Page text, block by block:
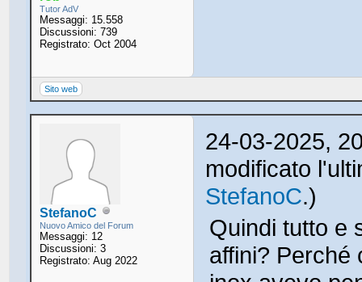
Tutor AdV
Messaggi: 15.558
Discussioni: 739
Registrato: Oct 2004
Sito web
StefanoC
Nuovo Amico del Forum
Messaggi: 12
Discussioni: 3
Registrato: Aug 2022
24-03-2025,
modificato
StefanoC.)
Quindi tutto e
affini? Perché